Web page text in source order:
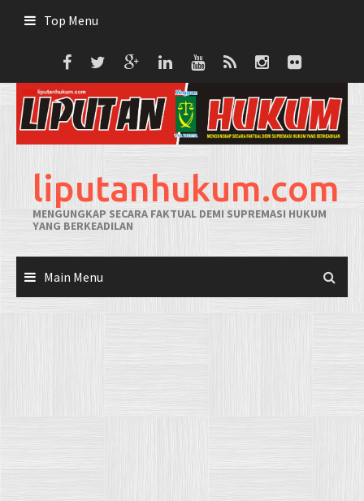
Top Menu
liputanhukum.com
MENGUNGKAP SECARA FAKTUAL DEMI SUPREMASI HUKUM
YANG BERKEADILAN
Main Menu